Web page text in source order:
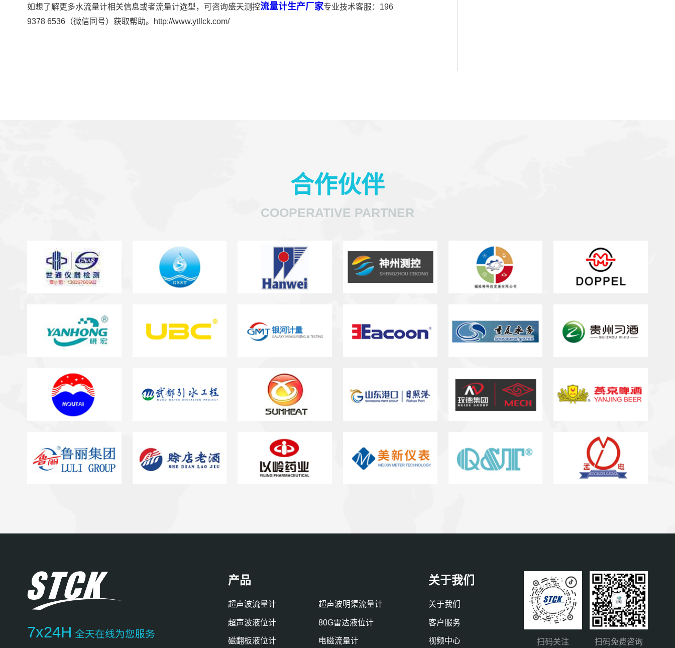
如想了解更多水流量计相关信息或者流量计选型，可咨询盛天测控流量计生产厂家专业技术客服：196
9378 6536（微信同号）获取帮助。http://www.ytllck.com/
合作伙伴
COOPERATIVE PARTNER
7x24H 全天在线为您服务
产品
超声波流量计 超声波明渠流量计
超声波液位计 80G雷达液位计
磁翻板液位计 电磁流量计
关于我们
关于我们
客户服务
视频中心 扫码关注 扫码免费咨询